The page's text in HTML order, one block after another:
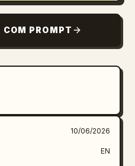
menores
central tem
extravagante com
e tecido em blocos
amarelo limão e
com dobras e
COM PROMPT
10/06/2026
EN